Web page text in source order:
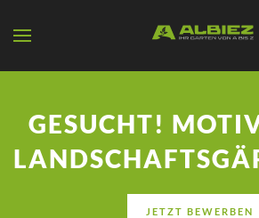
Zum Hauptinhalt springen
GESUCHT!
JETZT BEWERBEN